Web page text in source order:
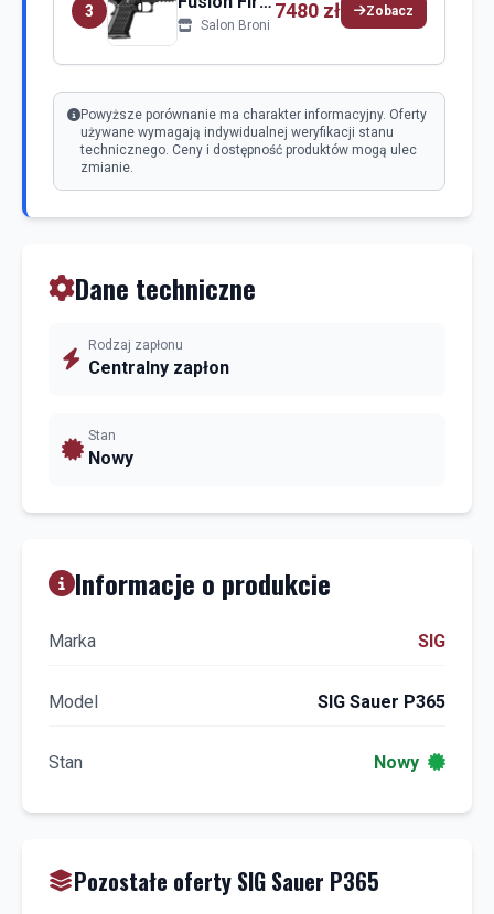
3
Salon Broni
7480 zł Zobacz
Powyższe porównanie ma charakter informacyjny. Oferty
używane wymagają indywidualnej weryfikacji stanu
technicznego. Ceny i dostępność produktów mogą ulec
zmianie.
Dane techniczne
Rodzaj zapłonu
Centralny zapłon
Stan
Nowy
Informacje o produkcie
Marka SIG
Model SIG Sauer P365
Stan Nowy
Pozostałe oferty SIG Sauer P365